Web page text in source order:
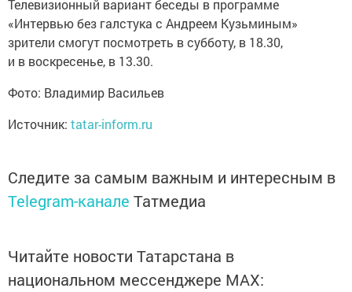
Телевизионный вариант беседы в программе
«Интервью без галстука с Андреем Кузьминым»
зрители смогут посмотреть в субботу, в 18.30,
и в воскресенье, в 13.30.
Фото: Владимир Васильев
Источник: tatar-inform.ru
Следите за самым важным и интересным в
Telegram-канале Татмедиа
Читайте новости Татарстана в
национальном мессенджере MАХ: